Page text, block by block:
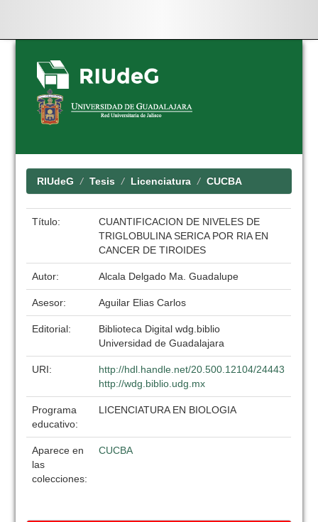
Skip
navigation
RIUdeG Tesis Licenciatura CUCBA
Título:
CUANTIFICACION DE NIVELES DE
TRIGLOBULINA SERICA POR RIA EN
CANCER DE TIROIDES
Autor: Alcala Delgado Ma. Guadalupe
Asesor: Aguilar Elias Carlos
Editorial:
Biblioteca Digital wdg.biblio
Universidad de Guadalajara
URI:
http://hdl.handle.net/20.500.12104/24443
http://wdg.biblio.udg.mx
Programa
educativo:
LICENCIATURA EN BIOLOGIA
Aparece en
las
colecciones:
CUCBA